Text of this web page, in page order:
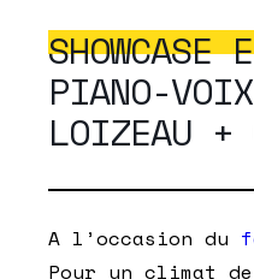
SHOWCASE
PIANO-
LOIZEAU +
A l’occasion du
Pour un climat